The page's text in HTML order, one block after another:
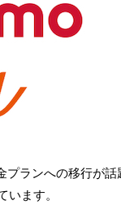
プランへの移行が話
ます。